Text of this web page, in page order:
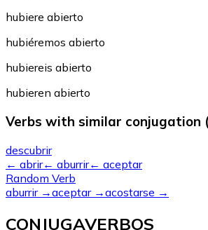
hubiere abierto
hubiéremos abierto
hubiereis abierto
hubieren abierto
Verbs with similar conjugation
descubrir
← abrir← aburrir← aceptar
Random Verb
aburrir→aceptar→acostarse →
CONJUGAVERBOS